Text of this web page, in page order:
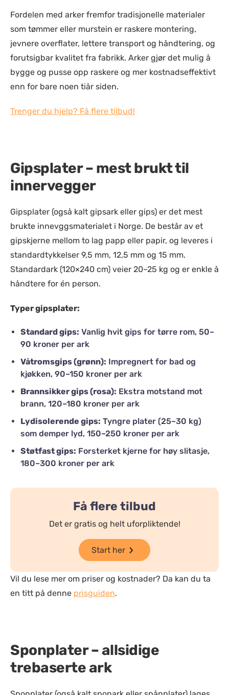
Fordelen med arker fremfor tradisjonelle materialer
som tømmer eller murstein er raskere montering,
jevnere overflater, lettere transport og håndtering, og
forutsigbar kvalitet fra fabrikk. Arker gjør det mulig å
bygge og pusse opp raskere og mer kostnadseffektivt
enn for bare noen tiår siden.
Trenger du hjelp? Få flere tilbud!
Gipsplater – mest brukt til
innervegger
Gipsplater (også kalt gipsark eller gips) er det mest
brukte innevggsmaterialet i Norge. De består av et
gipskjerne mellom to lag papp eller papir, og leveres i
standardtykkelser 9,5 mm, 12,5 mm og 15 mm.
Standardark (120×240 cm) veier 20–25 kg og er enkle å
håndtere for én person.
Typer gipsplater:
Standard gips: Vanlig hvit gips for tørre rom, 50–
90 kroner per ark
Våtromsgips (grønn): Impregnert for bad og
kjøkken, 90–150 kroner per ark
Brannsikker gips (rosa): Ekstra motstand mot
brann, 120–180 kroner per ark
Lydisolerende gips: Tyngre plater (25–30 kg)
som demper lyd, 150–250 kroner per ark
Støtfast gips: Forsterket kjerne for høy slitasje,
180–300 kroner per ark
Få flere tilbud
Det er gratis og helt uforpliktende!
Start her
Vil du lese mer om priser og kostnader? Da kan du ta
en titt på denne prisguiden.
Sponplater – allsidige
trebaserte ark